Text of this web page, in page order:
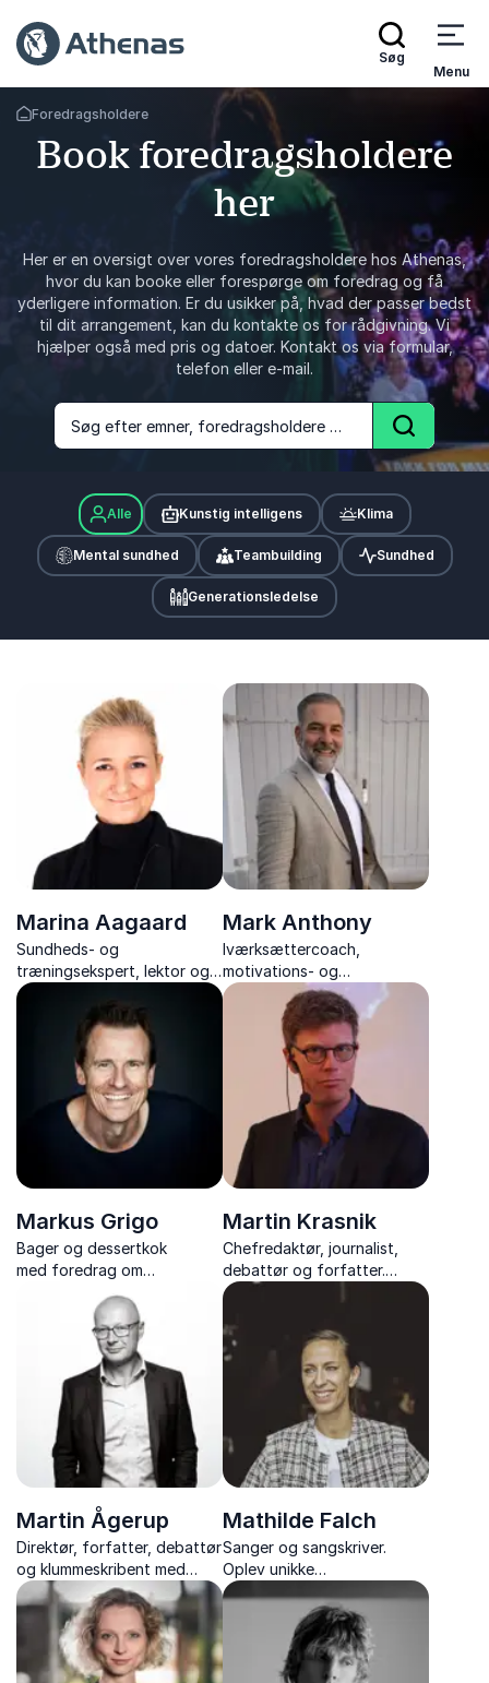
Søg
Menu
Tilbage til forsiden
Foredragsholdere
Book foredragsholdere
her
Her er en oversigt over vores foredragsholdere hos Athenas,
hvor du kan booke eller forespørge om foredrag og få
yderligere information. Er du usikker på, hvad der passer bedst
til dit arrangement, kan du kontakte os for rådgivning. Vi
hjælper også med pris og datoer. Kontakt os via formular,
telefon eller e-mail.
Søg efter emner, foredragsholdere og foredrag Søg
Alle Kunstig intelligens Klima
Mental sundhed Teambuilding Sundhed
Generationsledelse
Marina Aagaard
Sundheds- og
træningsekspert, lektor og
forfatter om tidseffektiv
sundhed og træning, trivsel
og motivation i fritid og på
Mark Anthony
Iværksættercoach,
motivations- og
engagementsekspert med
foredrag fyldt med indsigt,
værktøjer og inspiration til
varig forandring.
Markus Grigo
Bager og dessertkok
med foredrag om
bagekunst, livsglæde og at
vende modgang til succes.
Martin Krasnik
Chefredaktør, journalist,
debattør og forfatter.
Oplev foredrag med skarpe
og indsigter i samfund,
politik og medier.
Martin Ågerup
Direktør, forfatter, debattør
og klummeskribent med
stærke indsigter i kunstig
intelligens og fremtidens
samfund.
Mathilde Falch
Sanger og sangskriver.
Oplev unikke
fortællekoncerter om musik,
livskraft, psykisk sårbarhed